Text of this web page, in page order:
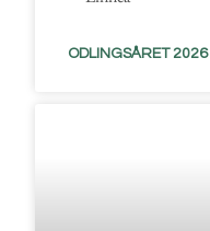
ODLINGSÅRET 2026